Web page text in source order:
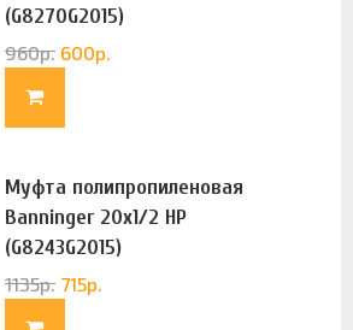
(G8270G2015)
960р. 600р.
Муфта полипропиленовая
Banninger 20х1/2 НР
(G8243G2015)
1135р. 715р.